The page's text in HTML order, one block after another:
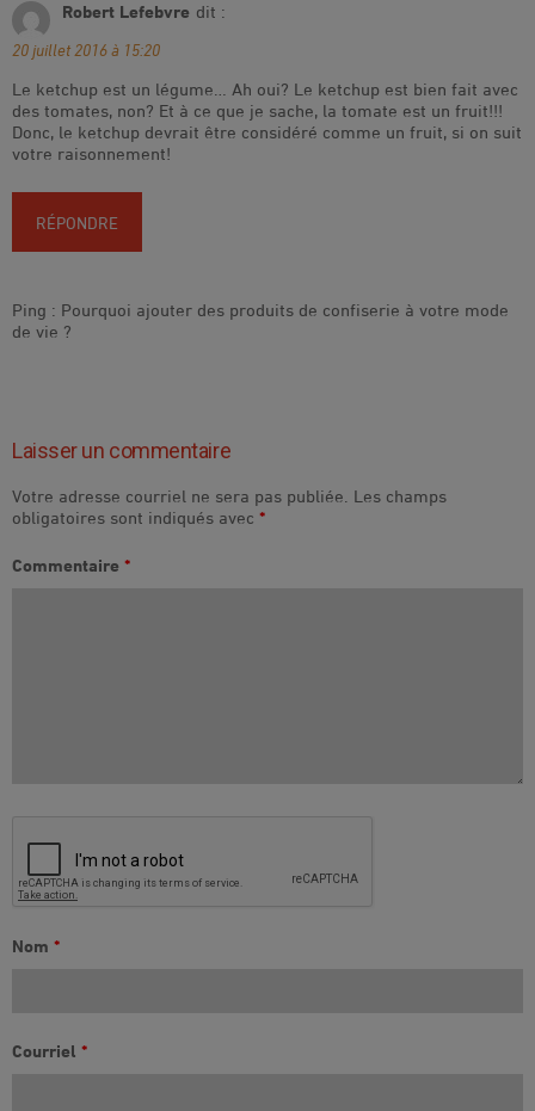
Robert Lefebvre dit :
20 juillet 2016 à 15:20
Le ketchup est un légume… Ah oui? Le ketchup est bien fait avec
des tomates, non? Et à ce que je sache, la tomate est un fruit!!!
Donc, le ketchup devrait être considéré comme un fruit, si on suit
votre raisonnement!
RÉPONDRE
Ping : Pourquoi ajouter des produits de confiserie à votre mode
de vie ?
Laisser un commentaire
Votre adresse courriel ne sera pas publiée. Les champs
obligatoires sont indiqués avec *
Commentaire *
Nom *
Courriel *